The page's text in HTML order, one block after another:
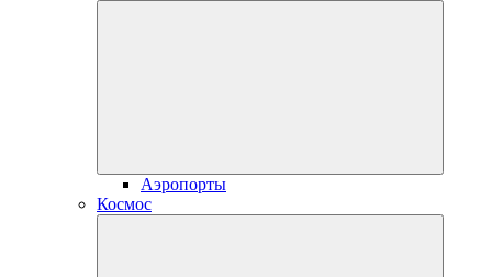
Аэропорты
Космос